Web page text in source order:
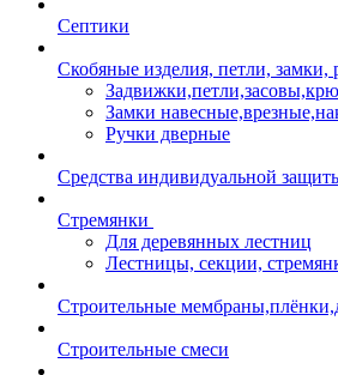
Септики
Скобяные изделия, петли, замки,
Замки
Ручки дверные
Средства индивидуальной
Стремянки
Для деревянных лестниц
Лестницы, секции,
Строительные
Строительные смеси